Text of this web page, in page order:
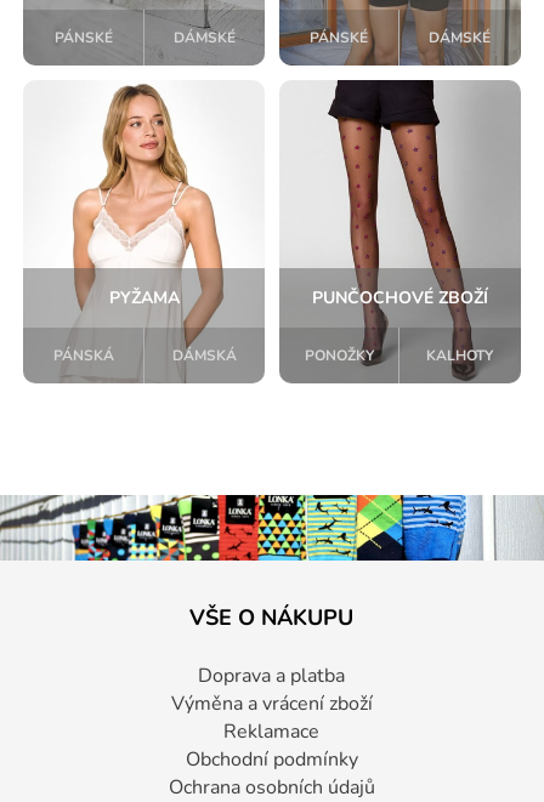
PÁNSKÉ DÁMSKÉ PÁNSKÉ DÁMSKÉ
PYŽAMA
PÁNSKÁ DÁMSKÁ
PUNČOCHOVÉ ZBOŽÍ
PONOŽKY KALHOTY
VŠE O NÁKUPU
Doprava a platba
Výměna a vrácení zboží
Reklamace
Obchodní podmínky
Ochrana osobních údajů